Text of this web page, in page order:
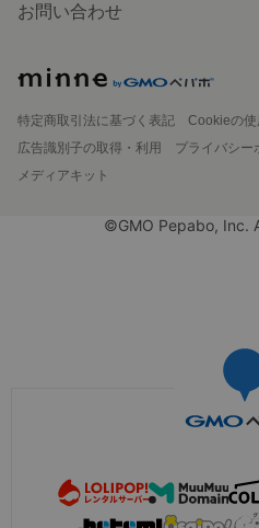
お問い合わせ
特定商取引法に基づく表記
Cookieの使
広告識別子の取得・利用
プライバシー
メディアキット
©GMO Pepabo, Inc.